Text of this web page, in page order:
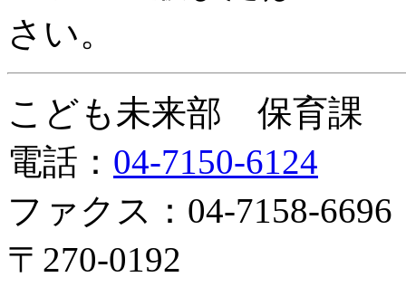
さい。
こども未来部 保育課
電話： 04-7150-6124
ファクス：04-7158-6696
〒270-0192